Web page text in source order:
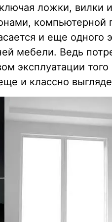
ложки, вилки
компьютерной
и еще одного
мебели. Ведь
эксплуатации
и классно